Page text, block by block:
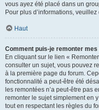
vous ayez été placé dans un
Pour plus d’informations,
Haut
Comment puis-je remonter mes
En cliquant sur le lien «
consulter un sujet, vous pouvez
à la première page du forum.
fonctionnalité a peut-être été
les remontées n’a peut-être pas
remonter le sujet simplement en
tout en respectant les règles du